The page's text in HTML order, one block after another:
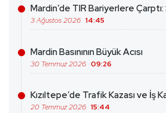
Mardin’de TIR Bariyerlere Çarptı:
3 Ağustos 2026 14:45
Mardin Basınının Büyük Acısı
30 Temmuz 2026 09:26
Kızıltepe’de Trafik Kazası ve İş
20 Temmuz 2026 15:44